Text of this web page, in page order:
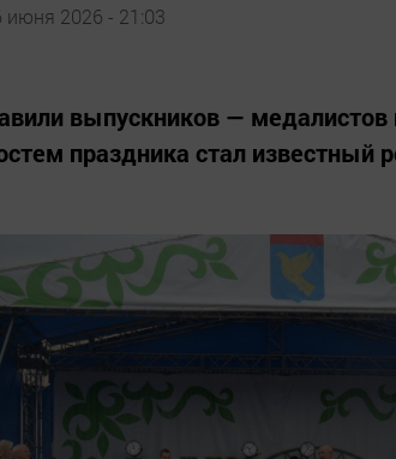
июня 2026 - 21:03
выпускников —
праздника стал известный